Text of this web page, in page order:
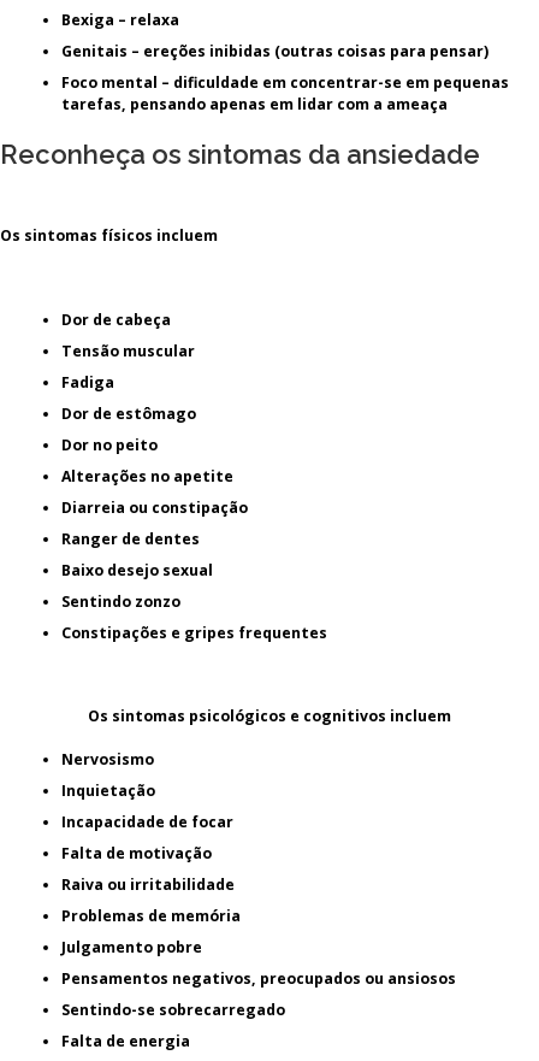
Bexiga – relaxa
Genitais – ereções inibidas (outras coisas para pensar)
Foco mental – dificuldade em concentrar-se em pequenas
tarefas, pensando apenas em lidar com a ameaça
Reconheça os sintomas da ansiedade
Os sintomas físicos incluem
Dor de cabeça
Tensão muscular
Fadiga
Dor de estômago
Dor no peito
Alterações no apetite
Diarreia ou constipação
Ranger de dentes
Baixo desejo sexual
Sentindo zonzo
Constipações e gripes frequentes
Os sintomas psicológicos e cognitivos incluem
Nervosismo
Inquietação
Incapacidade de focar
Falta de motivação
Raiva ou irritabilidade
Problemas de memória
Julgamento pobre
Pensamentos negativos, preocupados ou ansiosos
Sentindo-se sobrecarregado
Falta de energia